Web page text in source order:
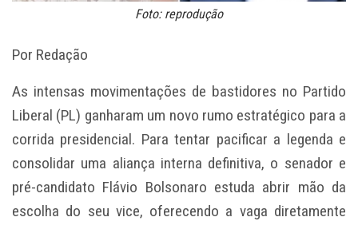
Foto: reprodução
Por Redação
As intensas movimentações de bastidores no Partido
Liberal (PL) ganharam um novo rumo estratégico para a
corrida presidencial. Para tentar pacificar a legenda e
consolidar uma aliança interna definitiva, o senador e
pré-candidato Flávio Bolsonaro estuda abrir mão da
escolha do seu vice, oferecendo a vaga diretamente